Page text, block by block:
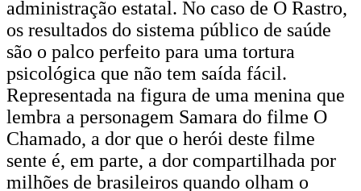
administração estatal. No caso de O Rastro,
os resultados do sistema público de saúde
são o palco perfeito para uma tortura
psicológica que não tem saída fácil.
Representada na figura de uma menina que
lembra a personagem Samara do filme O
Chamado, a dor que o herói deste filme
sente é, em parte, a dor compartilhada por
milhões de brasileiros quando olham o